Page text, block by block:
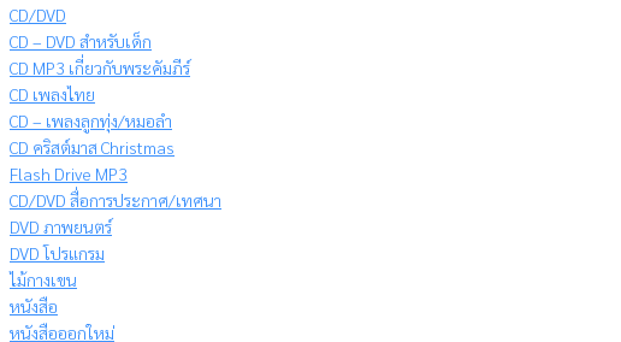
CD/DVD
CD – DVD สำหรับเด็ก
CD MP3 เกี่ยวกับพระคัมภีร์
CD เพลงไทย
CD – เพลงลูกทุ่ง/หมอลำ
CD คริสต์มาส Christmas
Flash Drive MP3
CD/DVD สื่อการประกาศ/เทศนา
DVD ภาพยนตร์
DVD โปรแกรม
ไม้กางเขน
หนังสือ
หนังสือออกใหม่